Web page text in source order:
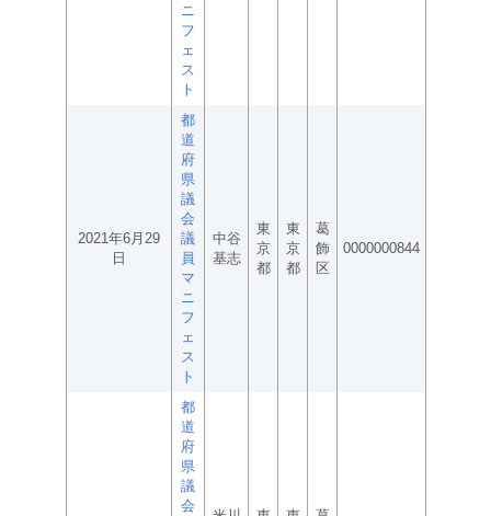
ニ
フ
ェ
ス
ト
2021年6月29
日
都
道
府
県
議
会
議
員
マ
ニ
フ
ェ
ス
ト
中谷
基志
東
京
都
東
京
都
葛
飾
区
0000000844
都
道
府
県
議
会